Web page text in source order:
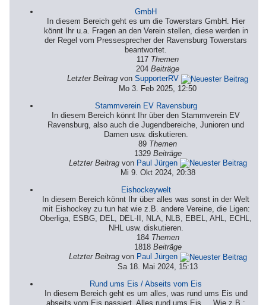
GmbH
In diesem Bereich geht es um die Towerstars GmbH. Hier
könnt Ihr u.a. Fragen an den Verein stellen, diese werden in
der Regel vom Pressesprecher der Ravensburg Towerstars
beantwortet.
117 Themen
204Beiträge
Letzter Beitrag vonSupporterRV
Mo 3. Feb 2025, 12:50
Stammverein EV Ravensburg
In diesem Bereich könnt Ihr über den Stammverein EV
Ravensburg, also auch die Jugendbereiche, Junioren und
Damen usw. diskutieren.
89 Themen
1329 Beiträge
Letzter Beitragvon Paul Jürgen
Mi 9. Okt 2024, 20:38
Eishockeywelt
In diesem Bereich könnt Ihr über alles was sonst in der Welt
mit Eishockey zu tun hat wie z.B. andere Vereine, die Ligen:
Oberliga, ESBG, DEL, DEL-II, NLA, NLB, EBEL, AHL, ECHL,
NHL usw. diskutieren.
184 Themen
1818 Beiträge
Letzter Beitragvon Paul Jürgen
Sa 18. Mai 2024, 15:13
Rund ums Eis / Abseits vom Eis
In diesem Bereich geht es um alles, was rund ums Eis und
abseits vom Eis passiert. Alles rund ums Eis ... Wie z.B.: